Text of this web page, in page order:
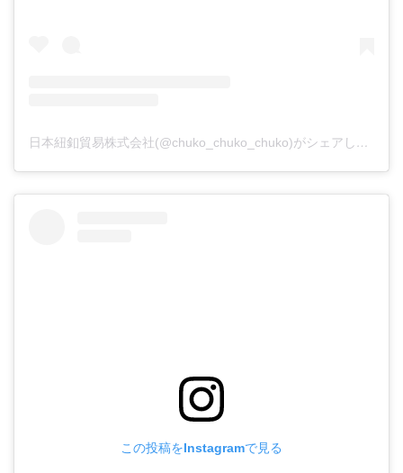
日本紐釦貿易株式会社(@chuko_chuko_chuko)がシェアした投稿
この投稿をInstagramで見る